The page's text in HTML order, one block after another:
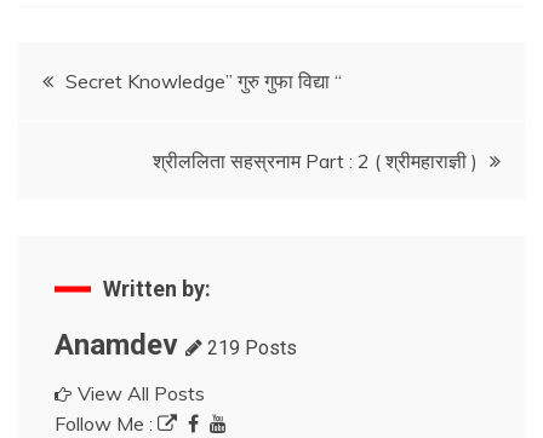
Post
Secret Knowledge” गुरु गुफा विद्या “
श्रीललिता सहस्रनाम Part : 2 ( श्रीमहाराज्ञी )
Written by:
Anamdev 219 Posts
View All Posts
Follow Me :